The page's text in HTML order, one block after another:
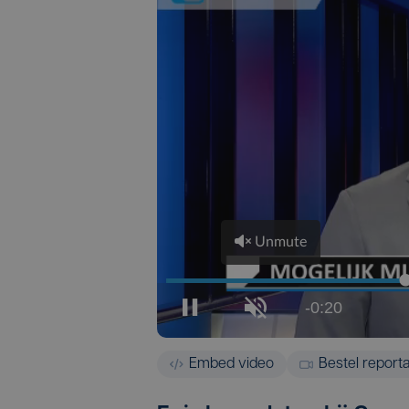
Embed video Bestel